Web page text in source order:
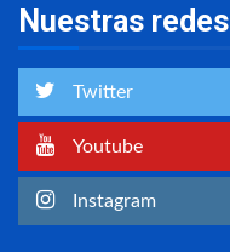
Nuestras redes
Twitter
Youtube
Instagram